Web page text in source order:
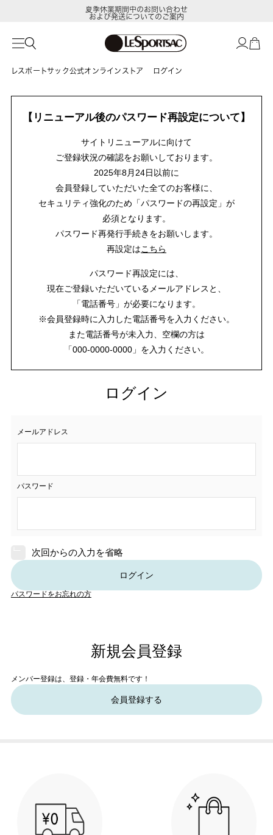
夏季休業期間中のお問い合わせ
および発送についてのご案内
レスポートサック公式オンラインストア ログイン
【リニューアル後のパスワード再設定について】
サイトリニューアルに向けて
ご登録状況の確認をお願いしております。
2025年8月24日以前に
会員登録していただいた全てのお客様に、
セキュリティ強化のため「パスワードの再設定」が
必須となります。
パスワード再発行手続きをお願いします。
再設定はこちら
パスワード再設定には、
現在ご登録いただいているメールアドレスと、
「電話番号」が必要になります。
※会員登録時に入力した電話番号を入力ください。
また電話番号が未入力、空欄の方は
「000-0000-0000」を入力ください。
ログイン
メールアドレス
パスワード
次回からの入力を省略
ログイン
パスワードをお忘れの方
新規会員登録
メンバー登録は、登録・年会費無料です！
会員登録する